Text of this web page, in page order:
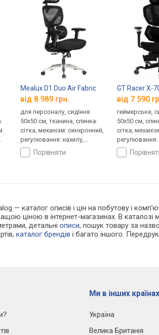
Mealux D1 Duo Air Fabric
від 8 989 грн.
для персоналу, сидіння:
50x50 см, тканина, спинка:
сітка, механізм: синхронний,
регулювання: нахилу,
висоти, глибини, жорсткості
порівняти
GT Racer X-
від 7 590
геймерське,
50x50 см,
сітка,
регулювання:
висоти,
— каталог описів і цін на побутову і
ціною в інтернет-магазинах. В
детальніописи, пошук товару за
каталог брендів і багато іншого.
Ми в інших країнах
Україна
Велика Британія